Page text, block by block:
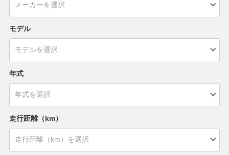
モデル
年式
走行距離（km）